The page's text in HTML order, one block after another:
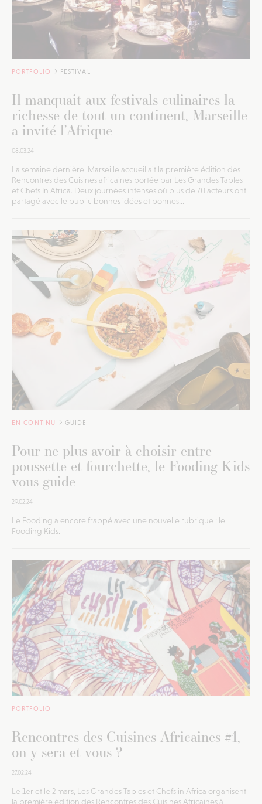
PORTFOLIO FESTIVAL
Il manquait aux festivals culinaires la
richesse de tout un continent, Marseille
a invité l’Afrique
08.03.24
La semaine dernière, Marseille accueillait la première édition des
Rencontres des Cuisines africaines portée par Les Grandes Tables
et Chefs In Africa. Deux journées intenses où plus de 70 acteurs ont
partagé avec le public bonnes idées et bonnes...
EN CONTINU GUIDE
Pour ne plus avoir à choisir entre
poussette et fourchette, le Fooding Kids
vous guide
29.02.24
Le Fooding a encore frappé avec une nouvelle rubrique : le
Fooding Kids.
PORTFOLIO
Rencontres des Cuisines Africaines #1,
on y sera et vous ?
27.02.24
Le 1er et le 2 mars, Les Grandes Tables et Chefs in Africa organisent
la première édition des Rencontres des Cuisines Africaines à